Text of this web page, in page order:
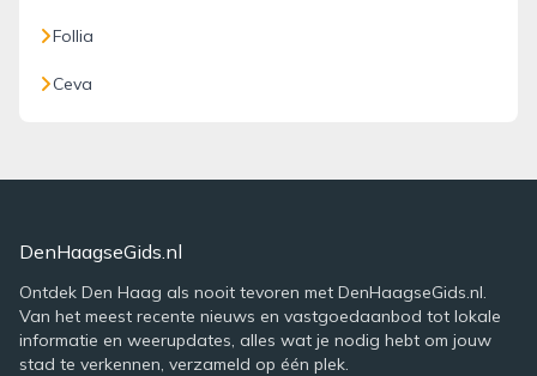
Follia
Ceva
DenHaagseGids.nl
Ontdek Den Haag als nooit tevoren met DenHaagseGids.nl.
Van het meest recente nieuws en vastgoedaanbod tot lokale
informatie en weerupdates, alles wat je nodig hebt om jouw
stad te verkennen, verzameld op één plek.